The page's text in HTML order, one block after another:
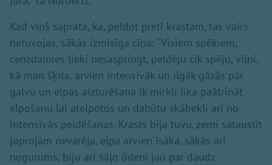
Kad viņš saprata, ka, peldot pretī krastam, tas vairs
netuvojas, sākās izmisīga cīņa: "Visiem spēkiem,
cenzdamies lieki nesaspringt, peldēju cik spēju, viļņi,
kā man šķita, arvien intensīvāk un ilgāk gāzās pār
galvu un elpas aizturēšana ik mirkli lika paātrināt
elpošanu lai atelpotos un dabūtu skābekli arī no
intensīvās peldēšanas. Krasts bija tuvu, zemi sataustīt
joprojām nevarēja, elpa arvien īsāka, sākās arī
nogurums, biju arī sāļo ūdeni jau par daudz